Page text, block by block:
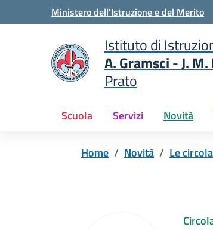
Vai ai contenuti
Vai al menu di navigazione
Ministero dell'Istruzione e del Merito
Istituto di
A. Gramsci - J.
Prato
Scuola Servizi Novità
Home Novità Le